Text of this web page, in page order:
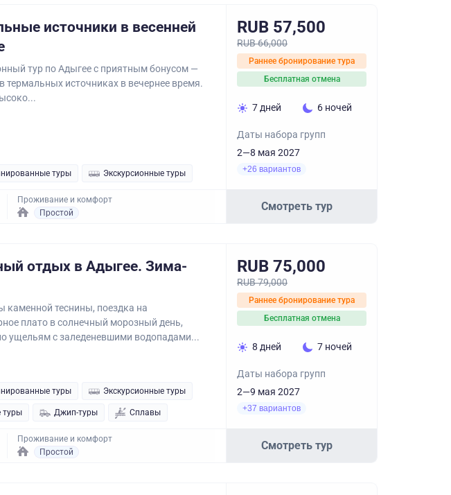
источники в весенней
тур по Адыгее с приятным бонусом —
термальных источниках в вечернее время.
туры Экскурсионные туры
Проживание и комфорт
Простой
RUB 57,500
RUB 66,000
Раннее бронирование тура
Бесплатная отмена
7 дней 6 ночей
Даты набора групп
2—8 мая 2027
+26 вариантов
Смотреть тур
отдых в Адыгее. Зима-
каменной теснины, поездка на
плато в солнечный морозный день,
ущельям с заледеневшими водопадами...
туры Экскурсионные туры
туры Джип-туры Сплавы
Проживание и комфорт
Простой
RUB 75,000
RUB 79,000
Раннее бронирование тура
Бесплатная отмена
8 дней 7 ночей
Даты набора групп
2—9 мая 2027
+37 вариантов
Смотреть тур